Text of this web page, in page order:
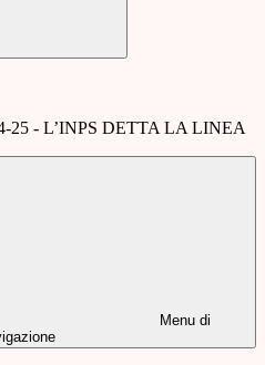
25 - L’INPS DETTA LA LINEA
Menu di